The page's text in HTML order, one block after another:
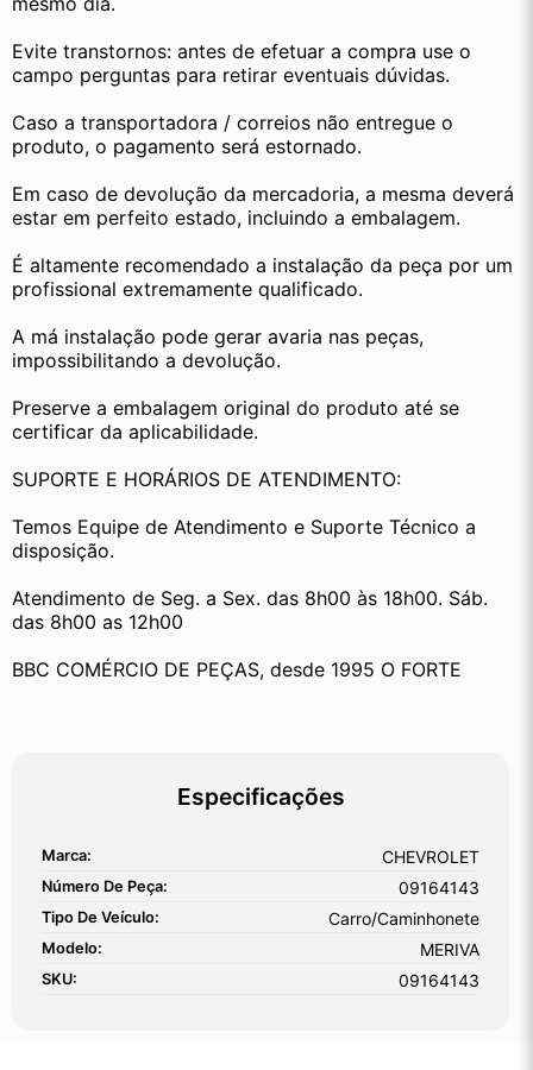
Evite transtornos: antes de efetuar a compra use o
campo perguntas para retirar eventuais dúvidas.
Caso a transportadora / correios não entregue o
produto, o pagamento será estornado.
Em caso de devolução da mercadoria, a mesma deverá
estar em perfeito estado, incluindo a embalagem.
É altamente recomendado a instalação da peça por um
profissional extremamente qualificado.
A má instalação pode gerar avaria nas peças,
impossibilitando a devolução.
Preserve a embalagem original do produto até se
certificar da aplicabilidade.
SUPORTE E HORÁRIOS DE ATENDIMENTO:
Temos Equipe de Atendimento e Suporte Técnico a
disposição.
Atendimento de Seg. a Sex. das 8h00 às 18h00. Sáb.
das 8h00 as 12h00
BBC COMÉRCIO DE PEÇAS, desde 1995 O FORTE
Especificações
Marca: CHEVROLET
Número De Peça: 09164143
Tipo De Veículo: Carro/Caminhonete
Modelo: MERIVA
SKU: 09164143